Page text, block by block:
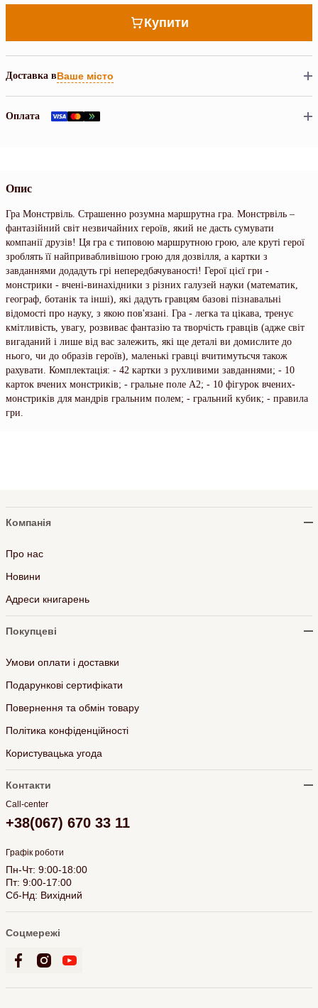
Купити
Доставка вВаше місто
Оплата
Опис
Гра Монстрвіль. Страшенно розумна маршрутна гра. Монстрвіль –
фантазійний світ незвичайних героїв, який не дасть сумувати
компанії друзів! Ця гра є типовою маршрутною грою, але круті герої
зроблять її найпривабливішою грою для дозвілля, а картки з
завданнями додадуть грі непередбачуваності! Герої цієї гри -
монстрики - вчені-винахідники з різних галузей науки (математик,
географ, ботанік та інші), які дадуть гравцям базові пізнавальні
відомості про науку, з якою пов'язані. Гра - легка та цікава, тренує
кмітливість, увагу, розвиває фантазію та творчість гравців (адже світ
вигаданий і лише від вас залежить, які ще деталі ви домислите до
нього, чи до образів героїв), маленькі гравці вчитимутьсчя також
рахувати. Комплектація: - 42 картки з рухливими завданнями; - 10
карток вчених монстриків; - гральне поле А2; - 10 фігурок вчених-
монстриків для мандрів гральним полем; - гральний кубик; - правила
гри.
Компанія
Про нас
Новини
Адреси книгарень
Покупцеві
Умови оплати і доставки
Подарункові сертифікати
Повернення та обмін товару
Політика конфіденційності
Користувацька угода
Контакти
Call-center
+38(067) 670 33 11
Графік роботи
Пн-Чт: 9:00-18:00
Пт: 9:00-17:00
Сб-Нд: Вихідний
Соцмережі